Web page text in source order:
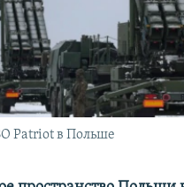
НЕ СУДЯТ?
ПРОБЛЕМА КРЫМА
RFE/RL
Patriot в Польше